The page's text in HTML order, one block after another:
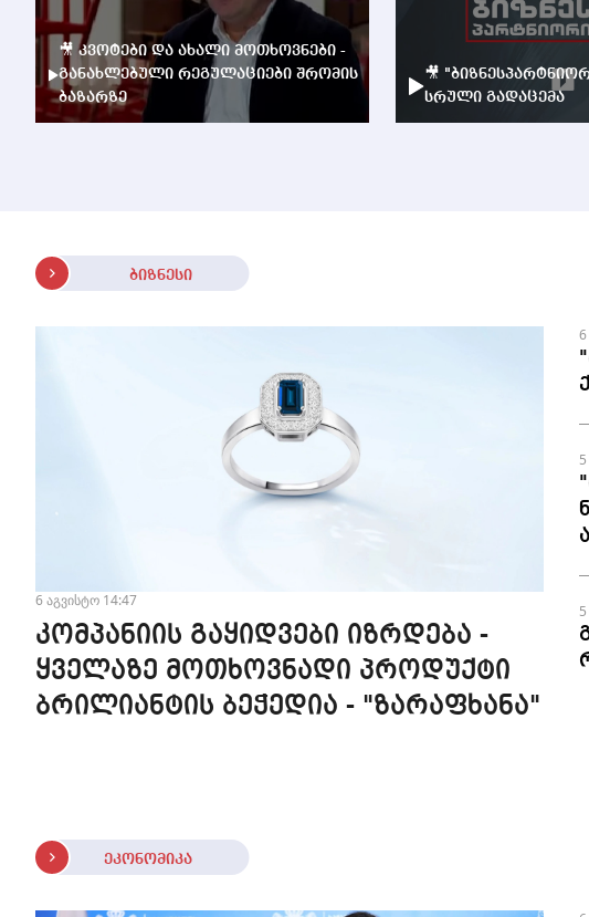
🎥 კვოტები და ახალი მოთხოვნები -
განახლებული რეგულაციები შრომის
ბაზარზე
🎥
სრული გადაცემა
ბიზნესი
6 აგვისტო 14:47
კომპანიის გაყიდვები იზრდება -
ყველაზე მოთხოვნადი პროდუქტი
ბრილიანტის ბეჭედია - "ზარაფხანა"
ეკონომიკა